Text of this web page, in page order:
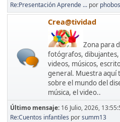
Re:Presentación Aprende ... por
Crea@tividad
Zona para
fotógrafos,
videos, músicos,
general. Muestra aquí
sobre el mundo del
música, el video..
Último mensaje: 16 Julio, 2026,
Re:Cuentos infantiles porsumm13